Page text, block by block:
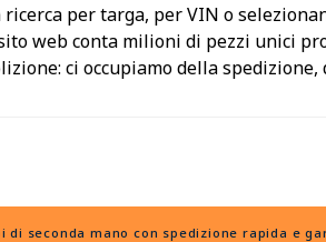
per targa, per VIN o
web conta milioni di pezzi unici
ci occupiamo della
di seconda mano con spedizione rapida e